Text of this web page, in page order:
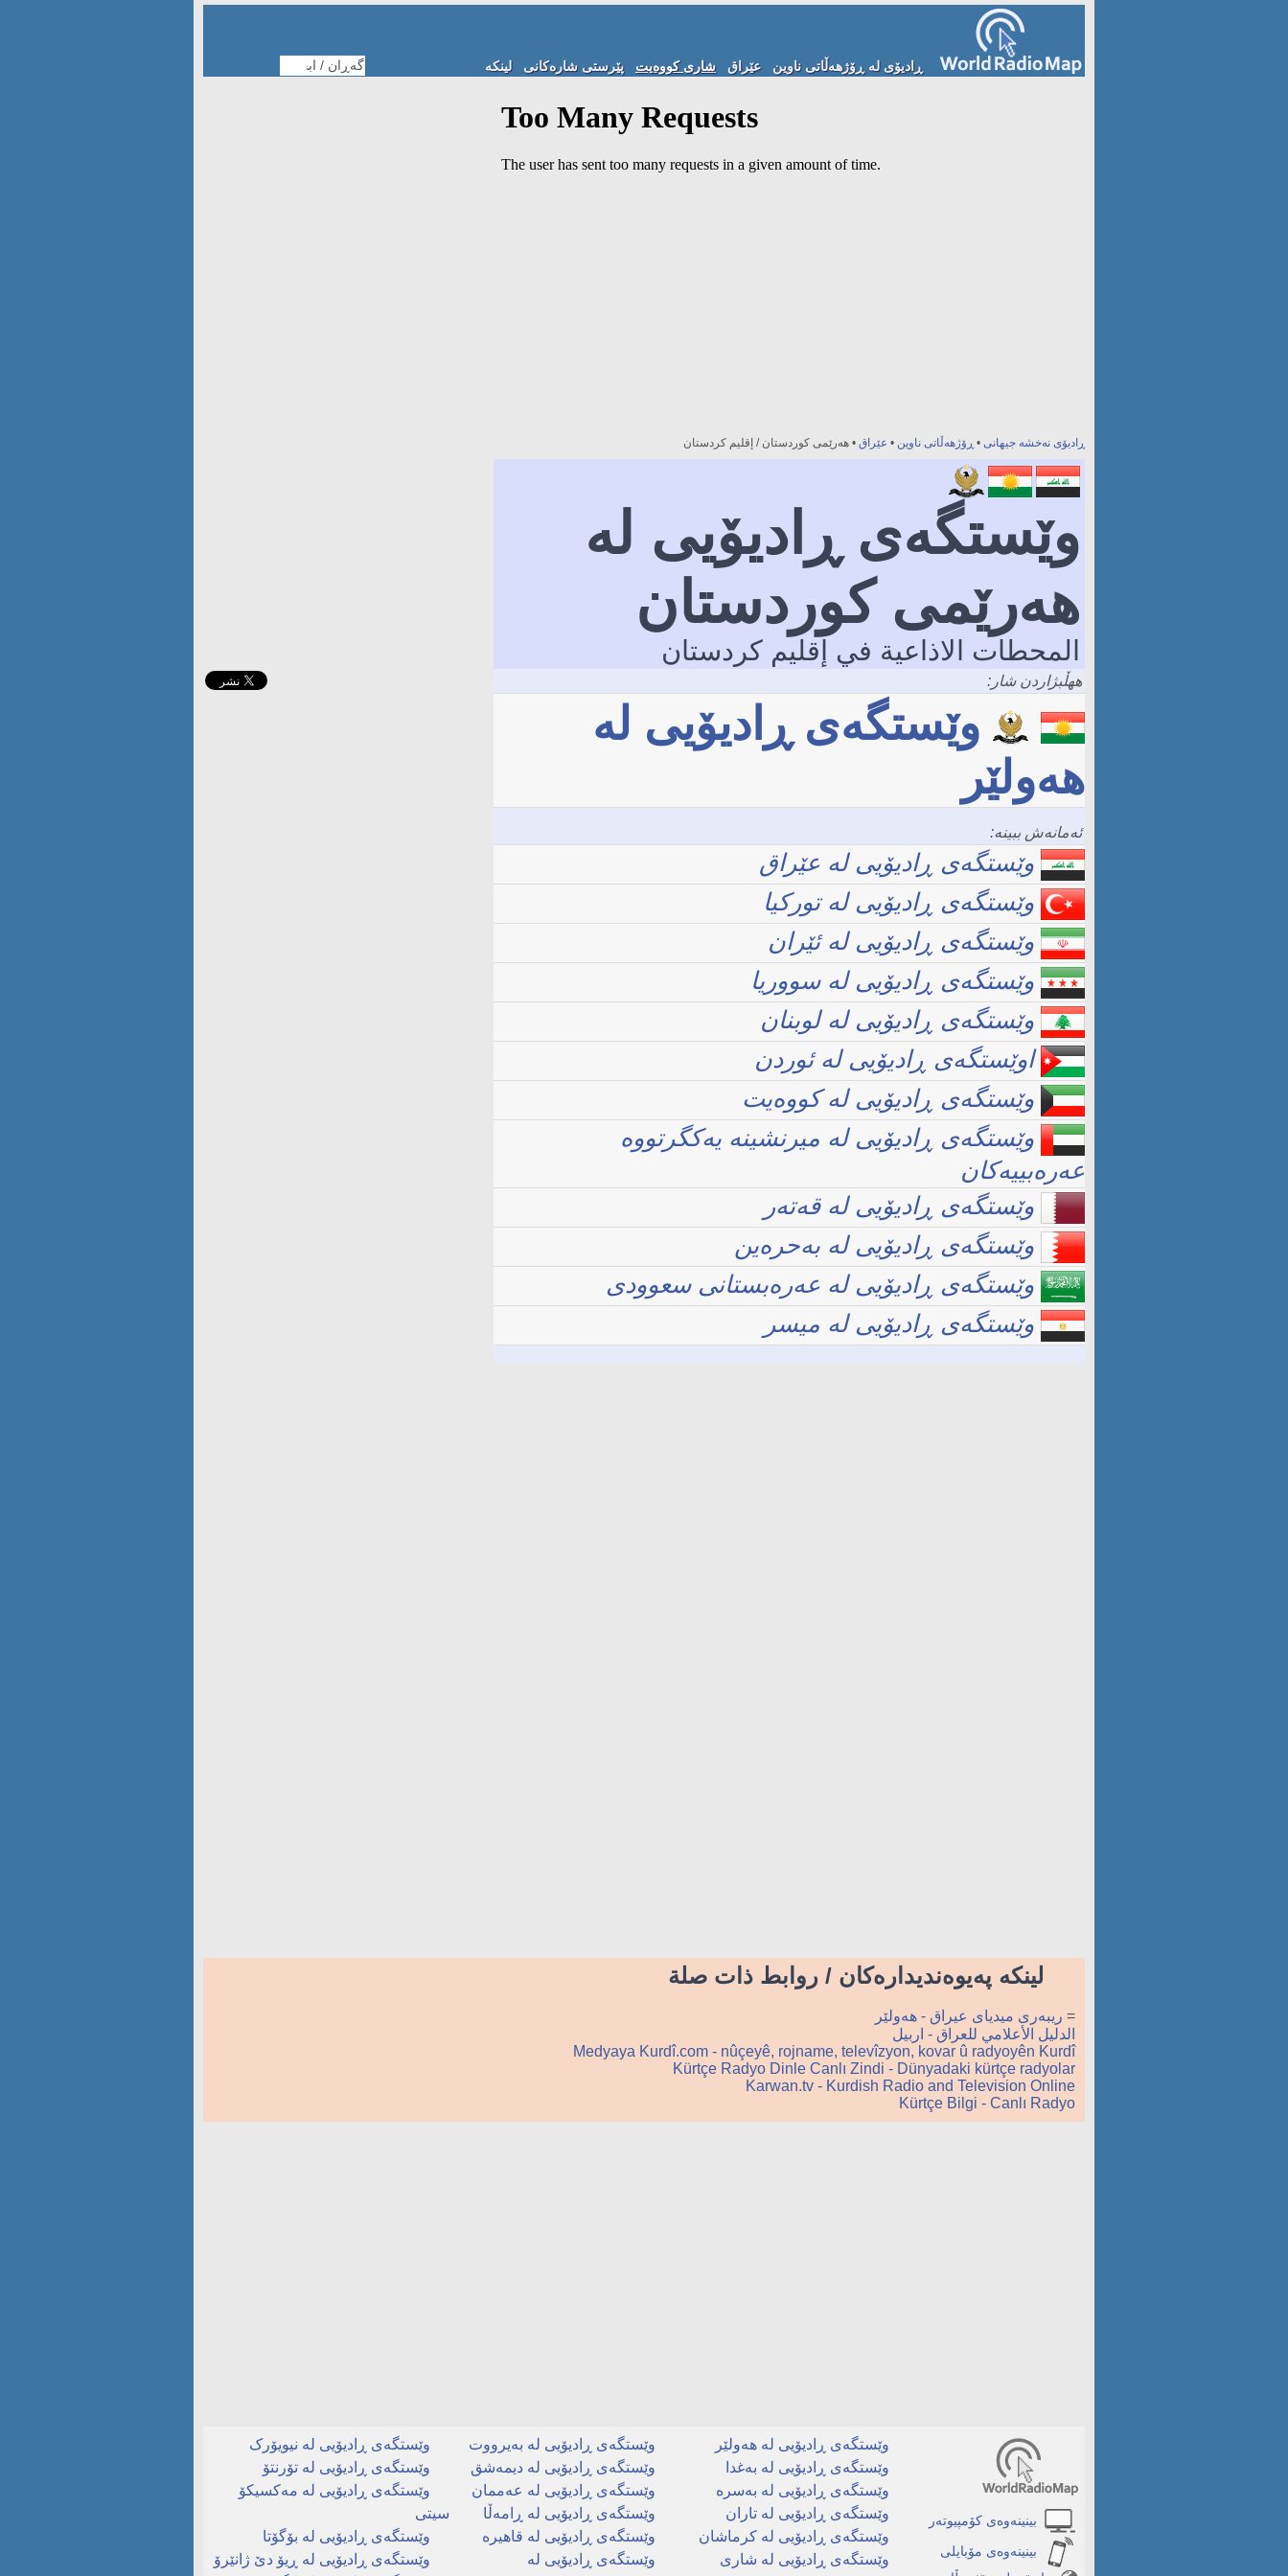
ڕادیۆى لە ڕۆژھەڵاتی ناوین عێراق شاری کووەیت پێرستی شارەکانی لینكه‌
ڕادیۆى نەخشە جیھانی • ڕۆژھەڵاتی ناوین • عێراق • هه‌رێمی کوردستان / إقليم كردستان‎
وێستگەی ڕادیۆیی لە
هه‌رێمی کوردستان
المحطات الاذاعية في إقليم كردستان‎
ههڵبژاردن شار:
وێستگەی ڕادیۆیی لە
ھەولێر
ئەمانەش ببینە:
وێستگەی ڕادیۆیی لە عێراق
وێستگەی ڕادیۆیی لە تورکیا
وێستگەی ڕادیۆیی لە ئێران
وێستگەی ڕادیۆیی لە سووریا
وێستگەی ڕادیۆیی لە لوبنان
اوێستگەی ڕادیۆیی لە ئوردن
وێستگەی ڕادیۆیی لە کووەیت
وێستگەی ڕادیۆیی لە میرنشینە یەکگرتووە
عەرەبییەکان
وێستگەی ڕادیۆیی لە قەتەر
وێستگەی ڕادیۆیی لە بەحرەین
وێستگەی ڕادیۆیی لە عەرەبستانی سعوودی
وێستگەی ڕادیۆیی لە میسر
لینكه‌ په‌یوه‌ندیداره‌كان / روابط ذات صلة
= ریبه‌ری میدیای عيراق - ھەولێر
الدليل الأعلامي للعراق - اربيل
Medyaya Kurdî.com - nûçeyê, rojname, televîzyon, kovar û radyoyên Kurdî
Kürtçe Radyo Dinle Canlı Zindi - Dünyadaki kürtçe radyolar
Karwan.tv - Kurdish Radio and Television Online
Kürtçe Bilgi - Canlı Radyo
بینینەوەی کۆمپیوتەر
بینینەوەی مۆبایلی
وێستگەی ڕادیۆیی لە ھەولێر
وێستگەی ڕادیۆیی لە بەغدا
وێستگەی ڕادیۆیی لە بەسرە
وێستگەی ڕادیۆیی لە تاران
وێستگەی ڕادیۆیی لە کرماشان
وێستگەی ڕادیۆیی لە شاری
وێستگەی ڕادیۆیی لە بەیرووت
وێستگەی ڕادیۆیی لە دیمەشق
وێستگەی ڕادیۆیی لە عەممان
وێستگەی ڕادیۆیی لە ڕامەڵا
وێستگەی ڕادیۆیی لە قاھیرە
وێستگەی ڕادیۆیی لە
وێستگەی ڕادیۆیی لە نیویۆرک
وێستگەی ڕادیۆیی لە تۆرنتۆ
وێستگەی ڕادیۆیی لە مەکسیکۆ
سیتی
وێستگەی ڕادیۆیی لە بۆگۆتا
وێستگەی ڕادیۆیی لە ڕیۆ دێ ژانێرۆ